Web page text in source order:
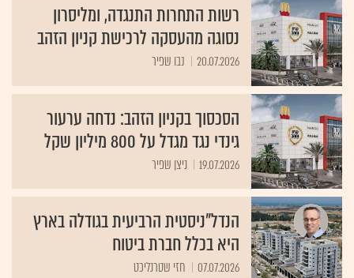
רשות התחרות התנגדה, ומליסרון
נסוגה מהעסקה לרכישת קניון הזהב
20.07.2026 נבו שפיר
הסכסוך בקניון הזהב: נדחה ערעור
גינדי נגד מגדל על 800 מיליון שקל
19.07.2026 ניצן שפיר
הנדל"ניסטית הרביעית בגודלה בארץ
היא בכלל חברת ביטוח
07.07.2026 חזי שטרנליכט